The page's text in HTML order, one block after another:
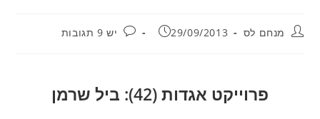
מחבר:מנחם לס פורסם:
29/09/2013 תגובות:
יש 9 תגובות
פרוייקט אגדות (42): ביל שרמן